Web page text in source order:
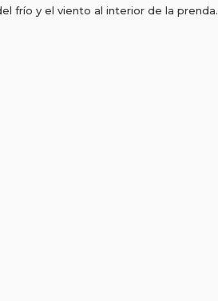
frío y el viento al interior de la prenda.